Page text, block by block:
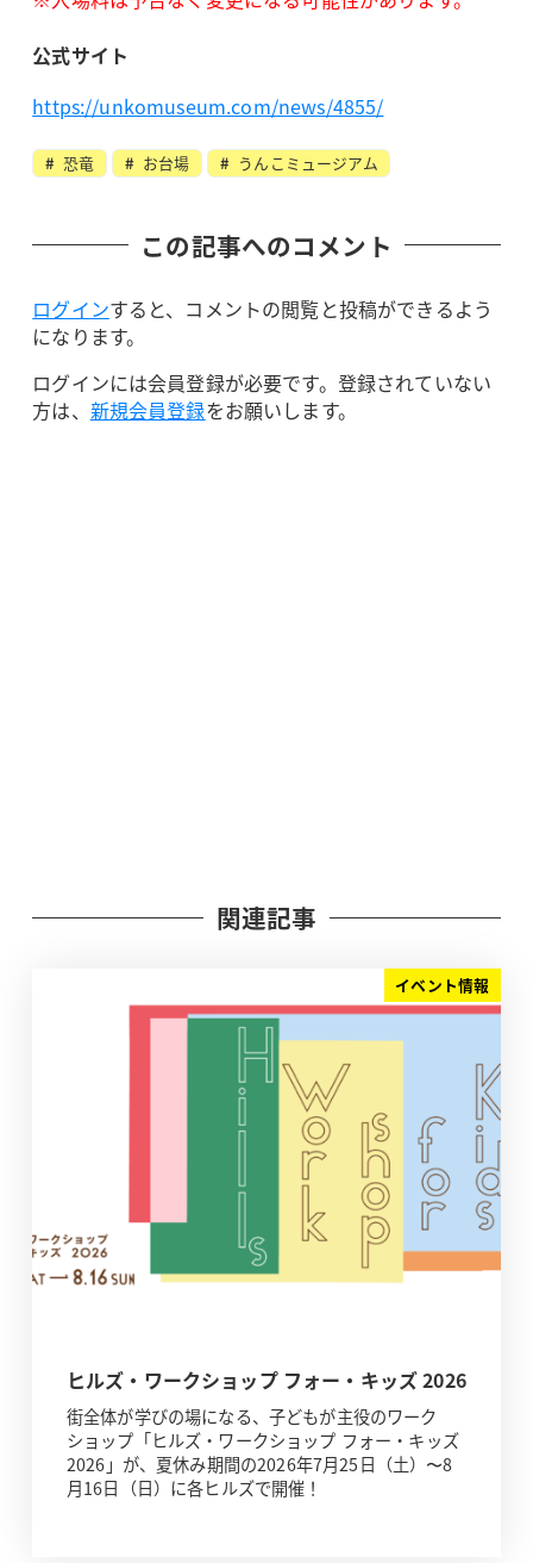
公式サイト
https://unkomuseum.com/news/4855/
恐竜 お台場 うんこミュージアム
この記事へのコメント
ログインすると、コメントの閲覧と投稿ができるよう
になります。
ログインには会員登録が必要です。登録されていない
方は、 新規会員登録をお願いします。
関連記事
イベント情報
ヒルズ・ワークショップ フォー・キッズ 2026
街全体が学びの場になる、子どもが主役のワーク
ショップ「ヒルズ・ワークショップ フォー・キッズ
2026」が、夏休み期間の2026年7月25日（土）〜8
月16日（日）に各ヒルズで開催！